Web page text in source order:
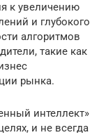
к увеличению
и глубокого
алгоритмов
такие как
рынка.
интеллект»
и не всегда